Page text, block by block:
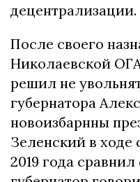
децентрализации.
После своего
Николаевской
решил не
губернатора
новоизбарнны
Зеленский в ходе
2019 года